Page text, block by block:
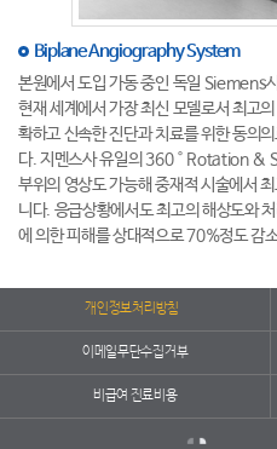
Biplane Angiography System
본원에서 도입 가동 중인 독일
현재 세계에서 가장 최신 모델로서 최고
확하고 신속한 진단과 치료를 위한 동의
다. 지멘스사 유일의 360 ° Rotation &
부위의 영상도 가능해 중재적 시술에서
니다. 응급상황에서도 최고의 해상도와
에 의한 피해를 상대적으로 70%정도 감
개인정보처리방침
이메일무단수집거부
비급여 진료비용